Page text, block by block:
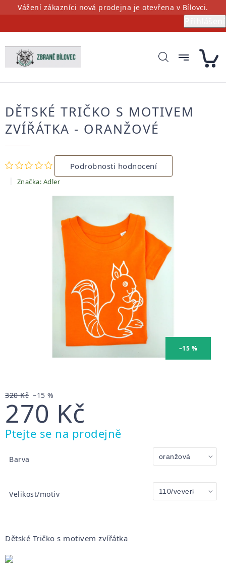
PřejítVážení zákazníci nová prodejna je otevřena v Bílovci.
DĚTSKÉ TRIČKO S MOTIVEM
ZVÍŘÁTKA - ORANŽOVÉ
Průměrné
hodnocení
produktu
je
0,0
hvězdiček.
Podrobnosti hodnocení
Značka: Adler
–15 %
320 Kč –15 %
270 Kč
Měrná
cena:
Ptejte se na prodejně
Barva
Velikost/motiv
Dětské Tričko s motivem zvířátka